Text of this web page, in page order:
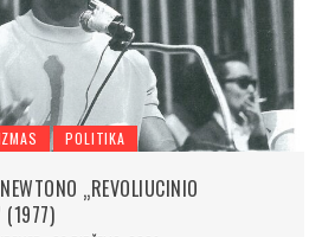
POLITIKA
„REVOLIUCINIO
(1977)